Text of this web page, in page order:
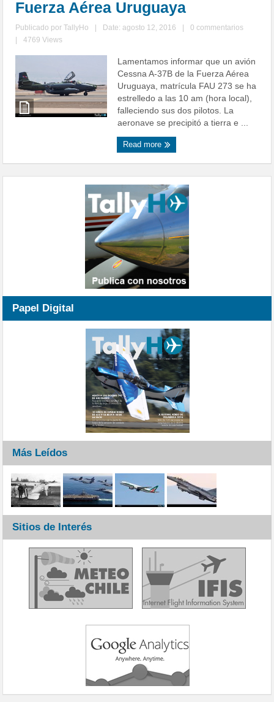
Fuerza Aérea Uruguaya
Publicado porTallyHo Date: agosto 12, 2016
0 commentarios
4769 Views
Lamentamos informar que un avión
Cessna A-37B de la Fuerza Aérea
Uruguaya, matrícula FAU 273 se ha
estrelledo a las 10 am (hora local),
falleciendo sus dos pilotos. La
aeronave se precipitó a tierra e ...
Read more
Papel Digital
Más Leídos
Sitios de Interés